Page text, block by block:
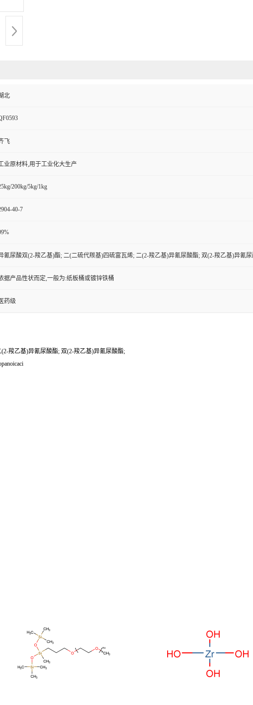
北
飞
业原材料,用于工业化大生产
200kg/5kg/1kg
40-7
氰尿酸双(2-羧乙基)酯; 二(二硫代羰基)四硫富瓦烯; 二(2-羧乙基)异氰尿酸酯; 双(2-羧乙基)异氰
据产品性状而定,一般为:纸板桶或镀锌铁桶
药级
羧乙基)异氰尿酸酯; 双(2-羧乙基)异氰尿酸酯;